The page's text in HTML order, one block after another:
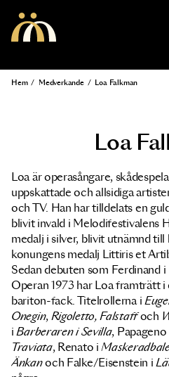
Länkstig
Hem / Medverkande / Loa Falkman
Loa
Loa är operasångare,
uppskattade och allsidiga
och TV. Han har tilldelats en
blivit invald i Melodifestivalens
medalj i silver, blivit utnämnd
konungens medalj Littiris et
Sedan debuten som Ferdinand i
Operan 1973 har Loa framträtt
bariton-fack. Titelrollerna i
Onegin, Rigoletto, Falstaff och
iBarberaren i Sevilla, Papageno
Traviata, Renato i
Änkanoch Falke/Eisenstein i